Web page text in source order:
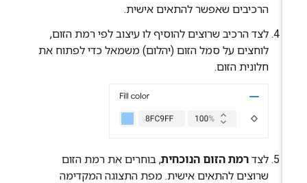
הרכיבים שאפשר להתאים אישית.
לצד הרכיב שרוצים להוסיף לו עיצוב לפי רמת הזום,
לוחצים על סמל הזום (יהלום) משמאל כדי לפתוח את
חלונית הזום.
לצדרמת הזום הנוכחית, בוחרים את רמת הזום
שרוצים להתאים אישית. מפת התצוגה המקדימה